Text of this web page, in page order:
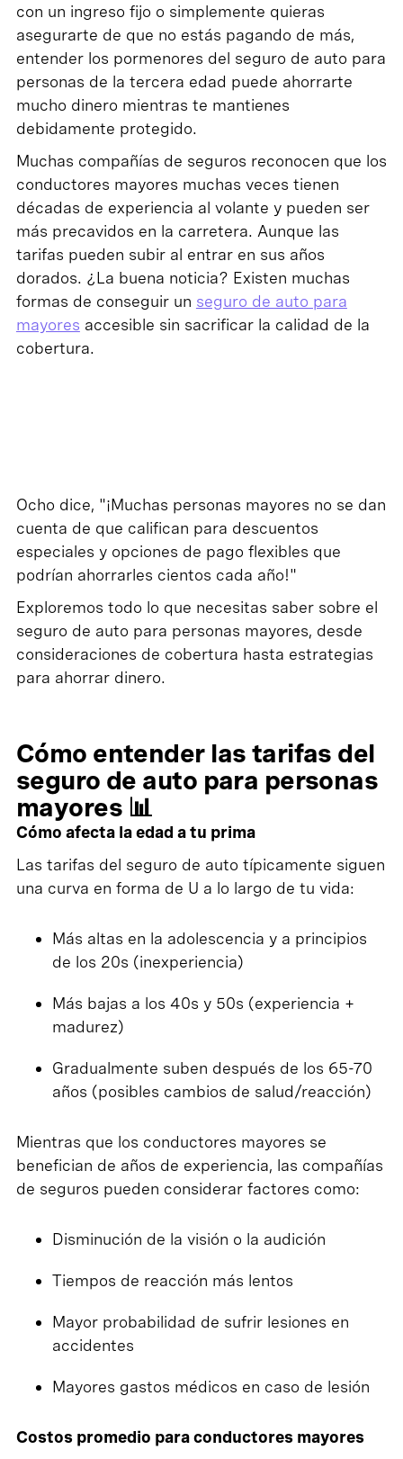
con un ingreso fijo o simplemente quieras
asegurarte de que no estás pagando de más,
entender los pormenores del seguro de auto para
personas de la tercera edad puede ahorrarte
mucho dinero mientras te mantienes
debidamente protegido.
Muchas compañías de seguros reconocen que los
conductores mayores muchas veces tienen
décadas de experiencia al volante y pueden ser
más precavidos en la carretera. Aunque las
tarifas pueden subir al entrar en sus años
dorados. ¿La buena noticia? Existen muchas
formas de conseguir un seguro de auto para
mayores accesible sin sacrificar la calidad de la
cobertura.
Ocho dice, "¡Muchas personas mayores no se dan
cuenta de que califican para descuentos
especiales y opciones de pago flexibles que
podrían ahorrarles cientos cada año!"
Exploremos todo lo que necesitas saber sobre el
seguro de auto para personas mayores, desde
consideraciones de cobertura hasta estrategias
para ahorrar dinero.
Cómo entender las tarifas del
seguro de auto para personas
mayores 📊
Cómo afecta la edad a tu prima
Las tarifas del seguro de auto típicamente siguen
una curva en forma de U a lo largo de tu vida:
Más altas en la adolescencia y a principios
de los 20s (inexperiencia)
Más bajas a los 40s y 50s (experiencia +
madurez)
Gradualmente suben después de los 65-70
años (posibles cambios de salud/reacción)
Mientras que los conductores mayores se
benefician de años de experiencia, las compañías
de seguros pueden considerar factores como:
Disminución de la visión o la audición
Tiempos de reacción más lentos
Mayor probabilidad de sufrir lesiones en
accidentes
Mayores gastos médicos en caso de lesión
Costos promedio para conductores mayores